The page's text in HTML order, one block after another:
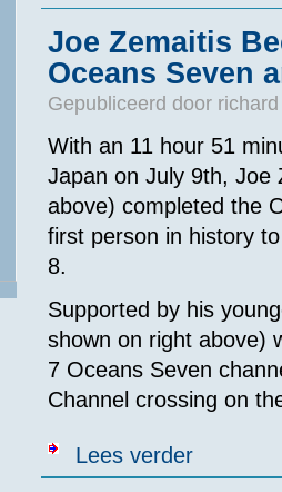
Joe Zemaitis
Oceans Seven
Gepubliceerd door
With an 11 hour 51
Japan on July 9th, Joe
above) completed the
first person in history
8.
Supported by his
shown on right above)
7 Oceans Seven
Channel crossing on
Lees verderover Joe